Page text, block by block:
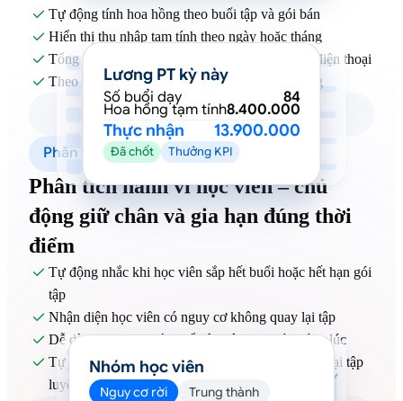
 Tự động tính hoa hồng theo buổi tập và gói bán
 Hiển thị thu nhập tạm tính theo ngày hoặc tháng
 Tổng hợp chấm công và bảng lương ngay trên điện thoại
 Theo dõi hiệu suất làm việc của từng PT rõ ràng
Lương PT kỳ này
Số buổi dạy 84
Hoa hồng tạm tính8.400.000
Thực nhận 13.900.000
Đã chốt Thưởng KPI
Phân tích & Giữ chân học viên
Phân tích hành vi học viên – chủ
động giữ chân và gia hạn đúng thời
điểm
 Tự động nhắc khi học viên sắp hết buổi hoặc hết hạn gói
tập
 Nhận diện học viên có nguy cơ không quay lại tập
 Dễ dàng lọc danh sách để liên hệ chăm sóc đúng lúc
 Tự áp dụng ưu đãi khi gia hạn để tăng tỷ lệ quay lại tập
luyện
Nhóm học viên
Nguy cơ rời
Trung thành